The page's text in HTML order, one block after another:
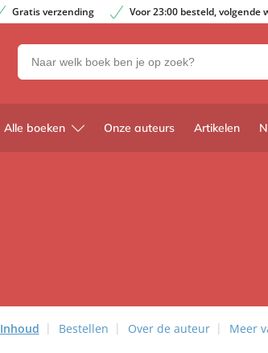
Gratis verzending Voor 23:00 besteld, volgende
Zoeken
naar
en
uitgevers
Alle boeken Onze auteurs Artikelen
Inhoud Bestellen Over de auteur Meer